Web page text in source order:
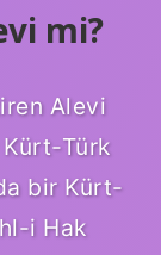
mi?
Alevi
Türk
bir Kürt-
i Hak